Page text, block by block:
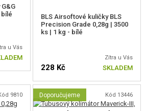
cockingu.
nabití baterie.
Bluetooth.
u Vás
BLS Airsoftové kuličky BLS
Precision Grade 0,28g | 3500
ks | 1 kg - bílé
Zítra u Vás
228 Kč SKLADEM
9810 Doporučujeme Kód 13446